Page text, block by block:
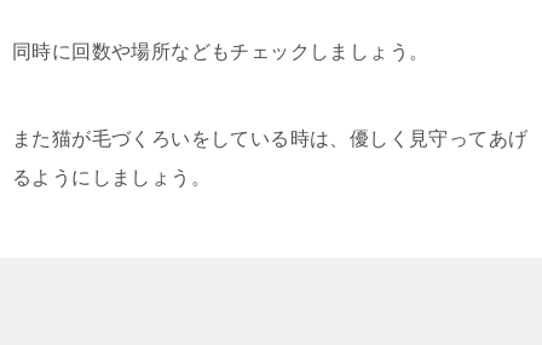
同時に回数や場所などもチェックしましょう。
また猫が毛づくろいをしている時は、優しく見守ってあげ
るようにしましょう。